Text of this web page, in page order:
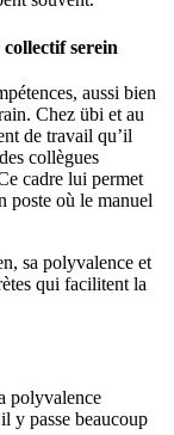
serein
aussi bien
Chez übi et au
de travail qu’il
collègues
cadre lui permet
poste où le manuel
sa polyvalence et
qui facilitent la
polyvalence
y passe beaucoup